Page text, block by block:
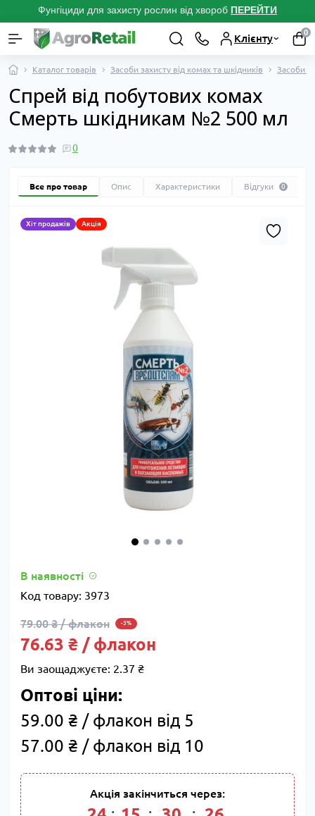
Фунгіциди для захисту рослин від хвороб ПЕРЕЙТИ
Клієнту
0
Каталог товарів Засоби захисту від комах та шкідників Засоби
Спрей від побутових комах
Смерть шкідникам №2 500 мл
0
Все про товар Опис Характеристики Відгуки 0
Хіт продажів Акція
В наявності
Код товару: 3973
79.00 ₴ / флакон -3%
76.63 ₴ / флакон
Ви заощаджуєте: 2.37 ₴
Оптові ціни:
59.00 ₴ / флакон від 5
57.00 ₴ / флакон від 10
Акція закінчиться через: